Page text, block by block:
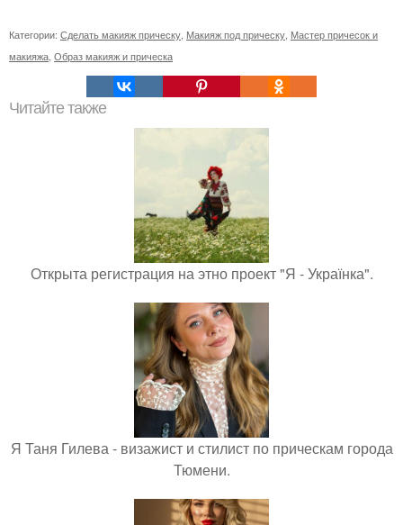
Категории: Сделать макияж прическу Макияж под прическу Мастер причесок и
макияжа Образ макияж и прическа
Читайте также
Открыта регистрация на этно проект "Я - Українка".
Я Таня Гилева - визажист и стилист по прическам города
Тюмени.